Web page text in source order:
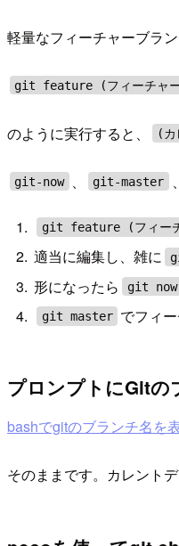
軽量なフィーチャーブラ
git feature (フィーチャ
のように実行すると、 (カ
git-now git-master
git feature (フィー
適当に編集し、雑に
形になったら
git
git master でフィ
プロンプトにGitの
bashでgitのブランチ名を
そのままです。カレント